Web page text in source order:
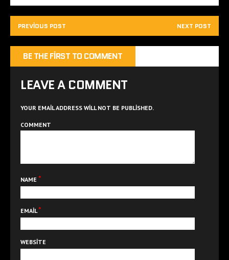
PREVIOUS POST NEXT POST
BE THE FIRST TO COMMENT
LEAVE A COMMENT
YOUR EMAIL ADDRESS WILL NOT BE PUBLISHED.
COMMENT
NAME *
EMAIL*
WEBSITE